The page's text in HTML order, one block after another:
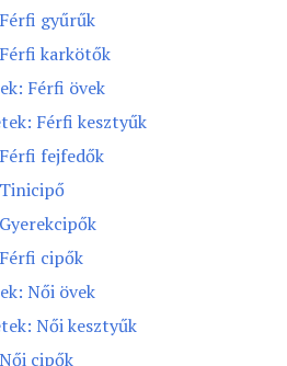
gyűrűk
karkötők
Férfi övek
Férfi kesztyűk
fejfedők
cipők
Női övek
Női kesztyűk
cipők